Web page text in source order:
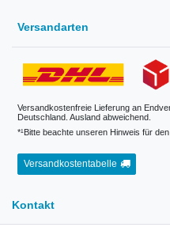
Versandarten
Versandkostenfreie Lieferung an
Deutschland. Ausland abweichend.
*¹Bitte beachte unseren Hinweis für
Versandkostentabelle
Kontakt